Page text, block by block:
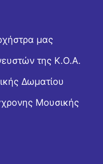
μας
της Κ.Ο.Α.
Δωματίου
Μουσικής